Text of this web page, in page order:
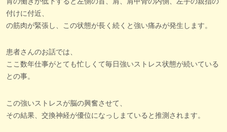
付けに付近、
の筋肉が緊張し、この状態が長く続くと強い痛みが発生します。
患者さんのお話では、
ここ数年仕事がとても忙しくて毎日強いストレス状態が続いている
との事。
この強いストレスが脳の興奮させて、
その結果、交換神経が優位になっしまていると推測されます。